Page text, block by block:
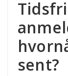
sent?